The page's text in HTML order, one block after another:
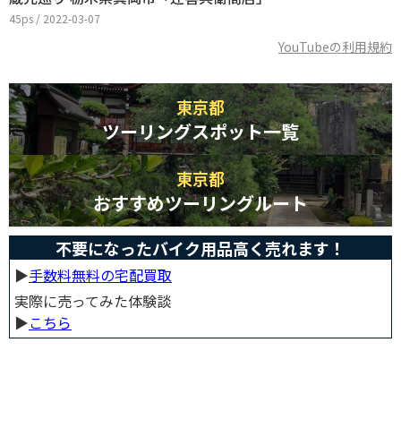
45ps / 2022-03-07
YouTubeの利用規約
東京都
ツーリングスポット一覧
東京都
おすすめツーリングルート
不要になったバイク用品高く売れます！
▶︎手数料無料の宅配買取
実際に売ってみた体験談
▶︎こちら